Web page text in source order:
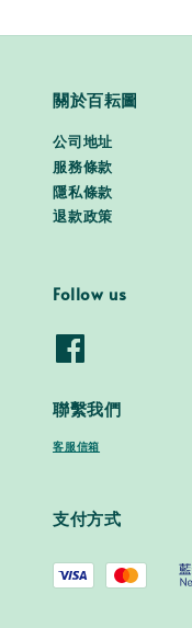
關於百耘圖
公司地址
服務條款
隱私條款
退款政策
Follow us
聯繫我們
客服信箱
支付方式